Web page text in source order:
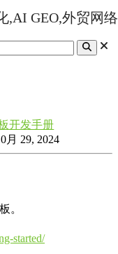
开发手册
月 29, 2024
。
started/